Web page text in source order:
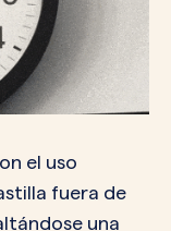
el uso
fuera de
una